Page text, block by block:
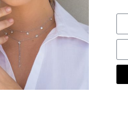
יהלום מרכזי במשקל כולל 0.07ct
ניתן להזמין בזהב צהוב ולבן
PH-6497W
להזמנות התקשרו: 052-7454141